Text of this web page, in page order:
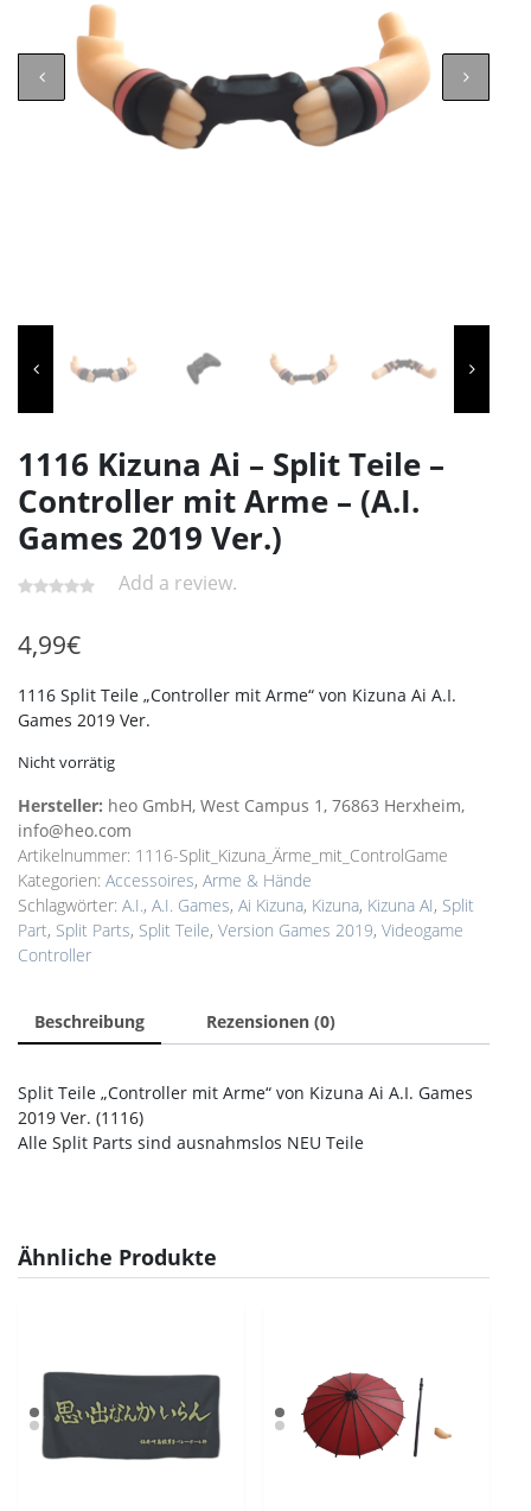
1116 Kizuna Ai – Split Teile –
Controller mit Arme – (A.I.
Games 2019 Ver.)
Add a review.
4,99€
1116 Split Teile „Controller mit Arme“ von Kizuna Ai A.I.
Games 2019 Ver.
Nicht vorrätig
Hersteller: heo GmbH, West Campus 1, 76863 Herxheim,
info@heo.com
Artikelnummer: 1116-Split_Kizuna_Ärme_mit_ControlGame
Kategorien: Accessoires, Arme & Hände
Schlagwörter: A.I., A.I. Games, Ai Kizuna, Kizuna, Kizuna AI, Split
Part, Split Parts, Split Teile, Version Games 2019, Videogame
Controller
Beschreibung Rezensionen (0)
Split Teile „Controller mit Arme“ von Kizuna Ai A.I. Games
2019 Ver. (1116)
Alle Split Parts sind ausnahmslos NEU Teile
Ähnliche Produkte